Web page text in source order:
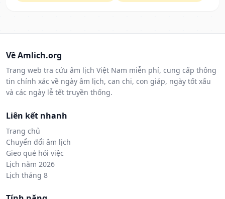
Về Amlich.org
Trang web tra cứu âm lịch Việt Nam miễn phí, cung cấp thông
tin chính xác về ngày âm lịch, can chi, con giáp, ngày tốt xấu
và các ngày lễ tết truyền thống.
Liên kết nhanh
Trang chủ
Chuyển đổi âm lịch
Gieo quẻ hỏi việc
Lịch năm 2026
Lịch tháng 8